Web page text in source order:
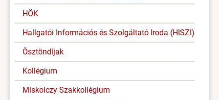
HÖK
Hallgatói Információs és Szolgáltató Iroda (HISZI)
Ösztöndíjak
Kollégium
Miskolczy Szakkollégium